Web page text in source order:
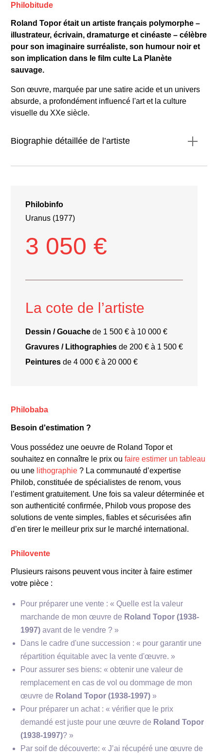
Philobitude
Roland Topor était un artiste français polymorphe –
illustrateur, écrivain, dramaturge et cinéaste – célèbre
pour son imaginaire surréaliste, son humour noir et
son implication dans le film culte La Planète
sauvage.
Son œuvre, marquée par une satire acide et un univers
absurde, a profondément influencé l'art et la culture
visuelle du XXe siècle.
Biographie détaillée de l’artiste
Philobinfo
Uranus (1977)
3 050 €
La cote de l’artiste
Dessin / Gouache de 1 500 € à 10 000 €
Gravures / Lithographies de 200 € à 1 500 €
Peintures de 4 000 € à 20 000 €
Philobaba
Besoin d'estimation ?
Vous possédez une oeuvre de Roland Topor et
souhaitez en connaître le prix oufaire estimer un tableau
ou une lithographie ? La communauté d’expertise
Philob, constituée de spécialistes de renom, vous
l’estiment gratuitement. Une fois sa valeur déterminée et
son authenticité confirmée, Philob vous propose des
solutions de vente simples, fiables et sécurisées afin
d’en tirer le meilleur prix sur le marché international.
Philovente
Plusieurs raisons peuvent vous inciter à faire estimer
votre pièce :
Pour préparer une vente : « Quelle est la valeur
marchande de mon œuvre de Roland Topor (1938-
1997) avant de le vendre ? »
Dans le cadre d'une succession : « pour garantir une
répartition équitable avec la vente d'œuvre. »
Pour assurer ses biens: « obtenir une valeur de
remplacement en cas de vol ou dommage de mon
œuvre de Roland Topor (1938-1997) »
Pour préparer un achat : « vérifier que le prix
demandé est juste pour une œuvre de Roland Topor
(1938-1997)? »
Par soif de découverte: « J’ai récupéré une œuvre de